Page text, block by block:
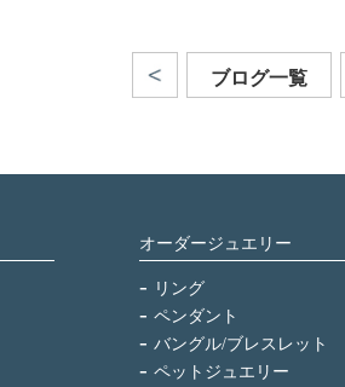
ブログ一覧
オーダージュエリー
リング
ペンダント
バングル/ブレスレット
ペットジュエリー